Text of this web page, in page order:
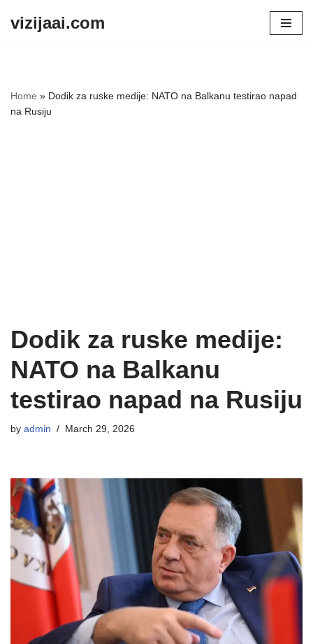
vizijaai.com
Home » Dodik za ruske medije: NATO na Balkanu testirao napad
na Rusiju
Dodik za ruske medije:
NATO na Balkanu
testirao napad na Rusiju
by admin March 29, 2026